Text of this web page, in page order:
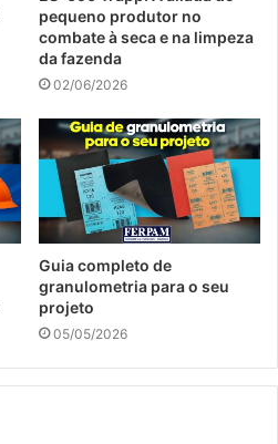
pequeno produtor no
combate à seca e na limpeza
da fazenda
02/06/2026
Guia completo de
granulometria para o seu
projeto
05/05/2026